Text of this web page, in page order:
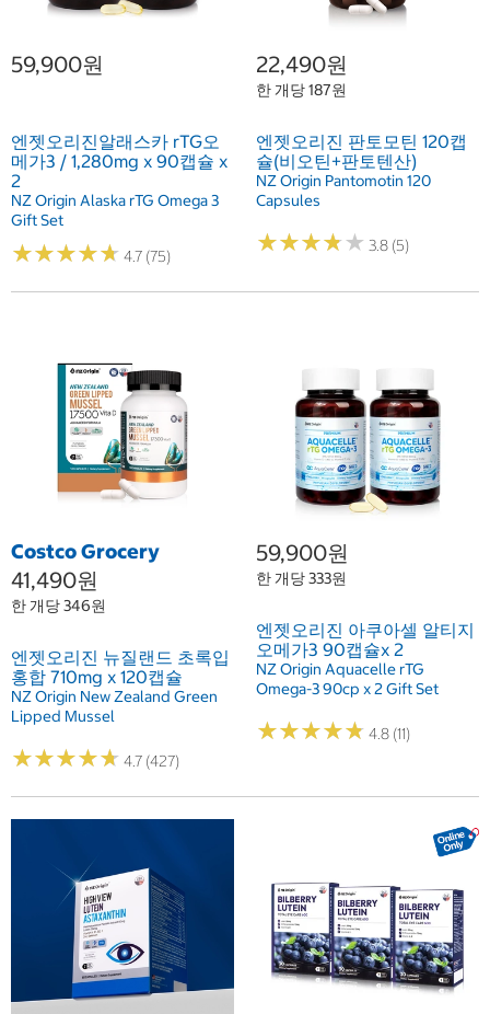
59,900원
엔젯오리진알래스카 rTG오
메가3 / 1,280mg x 90캡슐 x
2
NZ Origin Alaska rTG Omega 3
Gift Set
★★★★★
★★★★★ 4.7 (75)
22,490원
한 개당 187원
엔젯오리진 판토모틴 120캡
슐(비오틴+판토텐산)
NZ Origin Pantomotin 120
Capsules
★★★★★
★★★★★ 3.8 (5)
Costco Grocery
41,490원
한 개당 346원
엔젯오리진 뉴질랜드 초록입
홍합 710mg x 120캡슐
NZ Origin New Zealand Green
Lipped Mussel
★★★★★
★★★★★ 4.7 (427)
59,900원
한 개당 333원
엔젯오리진 아쿠아셀 알티지
오메가3 90캡슐x 2
NZ Origin Aquacelle rTG
Omega-3 90cp x 2 Gift Set
★★★★★
★★★★★ 4.8 (11)